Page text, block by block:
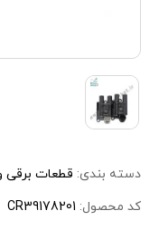
دسته بندی: قطعات برقی
کد محصول: CR39178201